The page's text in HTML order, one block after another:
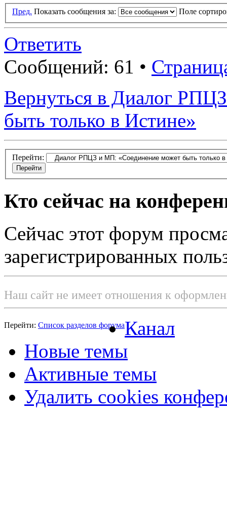
Пред. Показать сообщения за: Поле
Ответить
Сообщений: 61 •
Вернуться в Диалог
быть только в Истине»
Перейти:
Кто сейчас на
Сейчас этот форум
зарегистрированных
Наш сайт не имеет отношения к
Перейти: Список разделов форумаКанал
Новые темы
Активные темы
Удалить cookies